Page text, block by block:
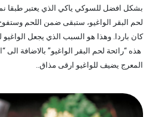
بشكل افضل للسوكي ياكي الذي يعتبر طبقا
لحم البقر الواغيو، ستبقى ضمن اللحم
كان باردا. وهذا هو السبب الذي يجعل الواغيو
هذه “رائحة لحم البقر الواغيو” بالاضافة الى
المعرج يضيف للواغيو ارقى مذاق..